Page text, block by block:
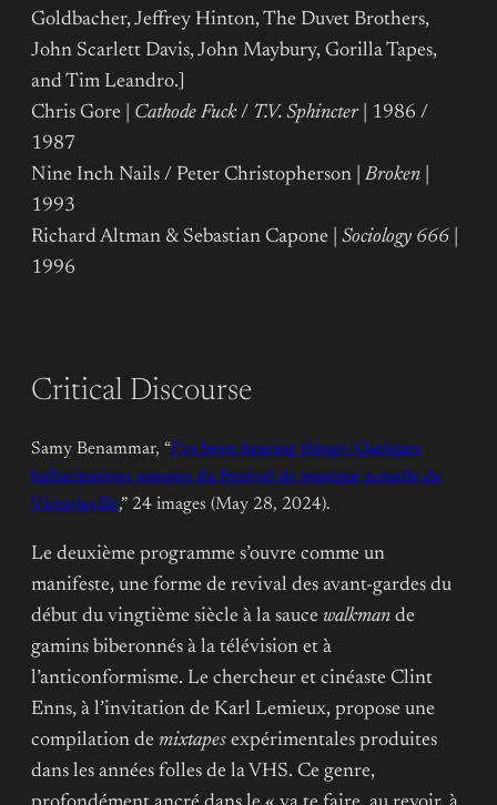
Goldbacher, Jeffrey Hinton, The Duvet Brothers,
John Scarlett Davis, John Maybury, Gorilla Tapes,
and Tim Leandro.]
Chris Gore | Cathode Fuck/ T.V. Sphincter| 1986 /
1987
Nine Inch Nails / Peter Christopherson | Broken
1993
Richard Altman & Sebastian Capone | Sociology 666
1996
Critical Discourse
Samy Benammar, “I’ve been hearing things: Quelques
hallucinations sonores du Festival de musique actuelle de
Victoriaville,” 24 images (May 28, 2024).
Le deuxième programme s’ouvre comme un
manifeste, une forme de revival des avant-gardes du
début du vingtième siècle à la sauce walkman de
gamins biberonnés à la télévision et à
l’anticonformisme. Le chercheur et cinéaste Clint
Enns, à l’invitation de Karl Lemieux, propose une
compilation de mixtapes expérimentales produites
dans les années folles de la VHS. Ce genre,